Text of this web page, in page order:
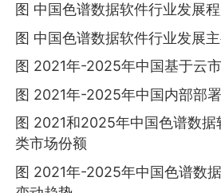
图 中国色谱数据软件行业发展
图 中国色谱数据软件行业发展
图 2021年-2025年中国基于云
图 2021年-2025年中国内部部
图 2021和2025年中国色谱数据
类市场份额
图 2021年-2025年中国色谱数